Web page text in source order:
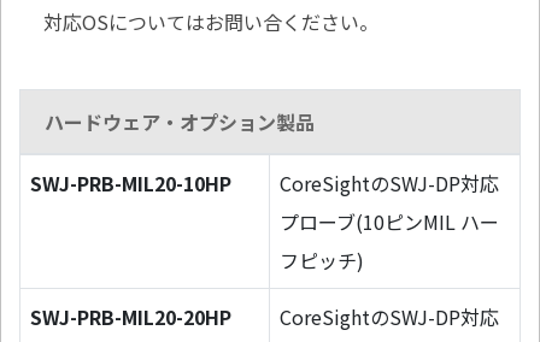
対応OSについてはお問い合ください。
ハードウェア・オプション製品
SWJ-PRB-MIL20-10HP
CoreSightのSWJ-DP対応
プローブ(10ピンMIL ハー
フピッチ)
SWJ-PRB-MIL20-20HP
CoreSightのSWJ-DP対応